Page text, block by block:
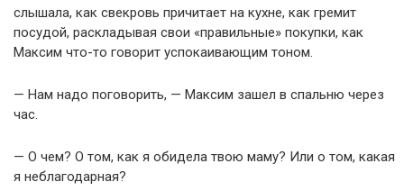
слышала, как свекровь причитает на кухне, как гремит
посудой, раскладывая свои «правильные» покупки, как
Максим что-то говорит успокаивающим тоном.
— Нам надо поговорить, — Максим зашел в спальню через
час.
— О чем? О том, как я обидела твою маму? Или о том, какая
я неблагодарная?